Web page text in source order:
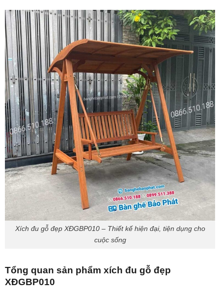
Xích đu gỗ đẹp XĐGBP010 – Thiết kế hiện đại, tiện dụng cho
cuộc sống
Tổng quan sản phẩm xích đu gỗ đẹp
XĐGBP010